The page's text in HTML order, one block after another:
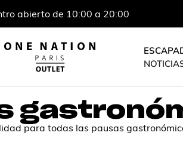
abierto de 10:00 a 20:00
para todas las pausas